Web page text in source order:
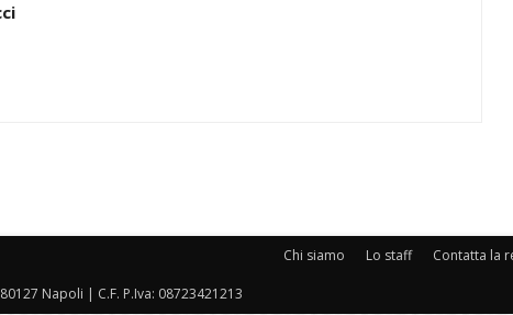
Chi siamo Lo staff Contatta la
Napoli | C.F. P.Iva: 08723421213